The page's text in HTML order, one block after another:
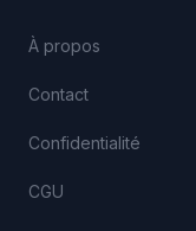
À propos
Contact
Confidentialité
CGU